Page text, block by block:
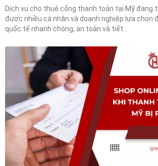
Dịch vụ cho thuê cổng thanh toán tại Mỹ đang
được nhiều cá nhân và doanh nghiệp lựa chọn
quốc tế nhanh chóng, an toàn và tiết...